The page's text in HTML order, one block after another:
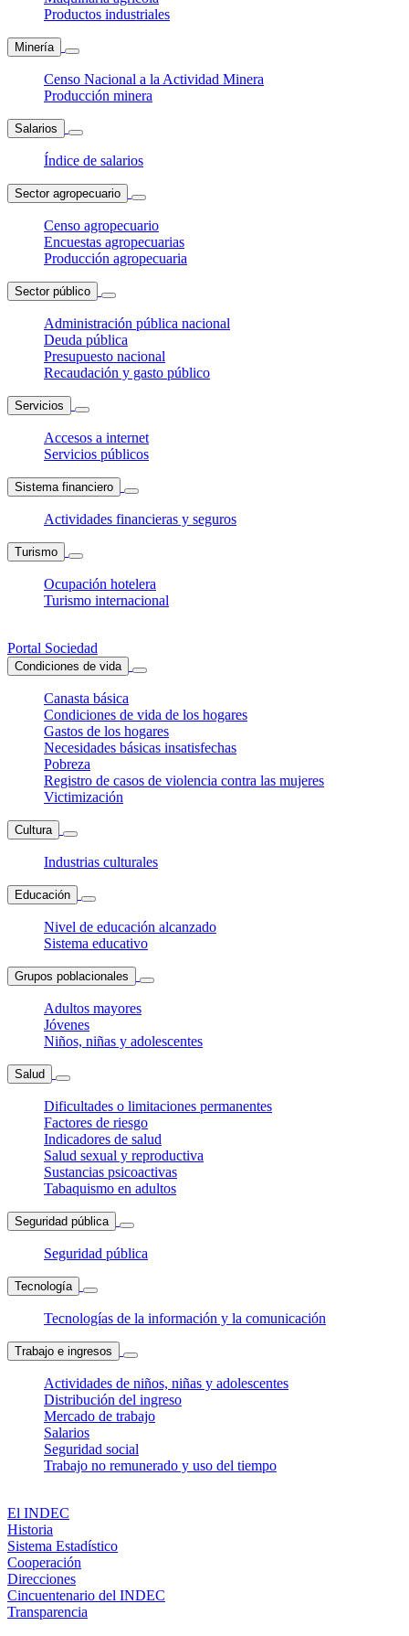
Productos industriales
Minería
Censo Nacional a la Actividad Minera
Producción minera
Salarios
Índice de salarios
Sector agropecuario
Censo agropecuario
Encuestas agropecuarias
Producción agropecuaria
Sector público
Administración pública nacional
Deuda pública
Presupuesto nacional
Recaudación y gasto público
Servicios
Accesos a internet
Servicios públicos
Sistema financiero
Actividades financieras y seguros
Turismo
Ocupación hotelera
Turismo internacional
Portal Sociedad
Condiciones de vida
Canasta básica
Condiciones de vida de los hogares
Gastos de los hogares
Necesidades básicas insatisfechas
Pobreza
Registro de casos de violencia contra las mujeres
Victimización
Cultura
Industrias culturales
Educación
Nivel de educación alcanzado
Sistema educativo
Grupos poblacionales
Adultos mayores
Jóvenes
Niños, niñas y adolescentes
Salud
Dificultades o limitaciones permanentes
Factores de riesgo
Indicadores de salud
Salud sexual y reproductiva
Sustancias psicoactivas
Tabaquismo en adultos
Seguridad pública
Seguridad pública
Tecnología
Tecnologías de la información y la comunicación
Trabajo e ingresos
Actividades de niños, niñas y adolescentes
Distribución del ingreso
Mercado de trabajo
Salarios
Seguridad social
Trabajo no remunerado y uso del tiempo
El INDEC
Historia
Sistema Estadístico
Cooperación
Direcciones
Cincuentenario del INDEC
Transparencia